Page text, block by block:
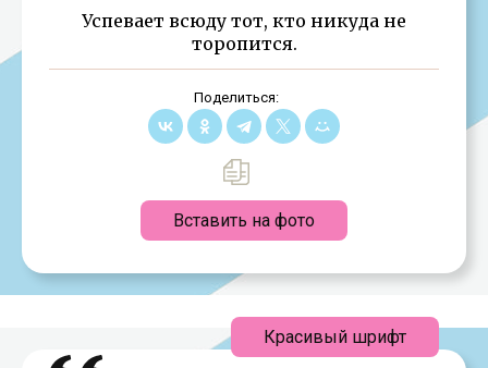
Успевает всюду тот, кто никуда не
торопится.
Поделиться:
Вставить на фото
Красивый шрифт